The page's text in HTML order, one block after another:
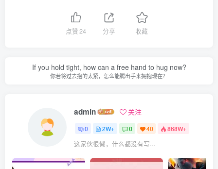
点赞24 分享 收藏
If you hold tight, how can a free hand to hug now?
你若将过去抱的太紧，怎么能腾出手来拥抱现在？
admin 关注
0 2W+ 0 40 868W+
这家伙很懒，什么都没有写...